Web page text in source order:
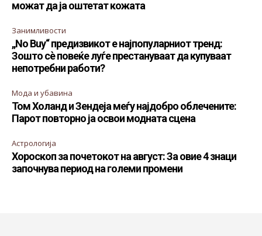
можат да ја оштетат кожата
Занимливости
„No Buy“ предизвикот е најпопуларниот тренд:
Зошто сè повеќе луѓе престануваат да купуваат
непотребни работи?
Мода и убавина
Том Холанд и Зендеја меѓу најдобро облечените:
Парот повторно ја освои модната сцена
Астрологија
Хороскоп за почетокот на август: За овие 4 знаци
започнува период на големи промени